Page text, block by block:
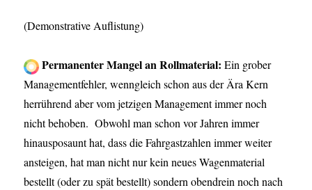
(Demonstrative Auflistung)
Permanenter Mangel an Rollmaterial: Ein grober
Managementfehler, wenngleich schon aus der Ära Kern
herrührend aber vom jetzigen Management immer noch
nicht behoben. Obwohl man schon vor Jahren immer
hinausposaunt hat, dass die Fahrgastzahlen immer weiter
ansteigen, hat man nicht nur kein neues Wagenmaterial
bestellt (oder zu spät bestellt) sondern obendrein noch nach